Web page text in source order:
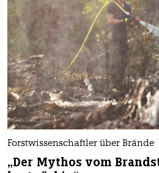
Forstwissenschaftler über Brände
„Der Mythos vom